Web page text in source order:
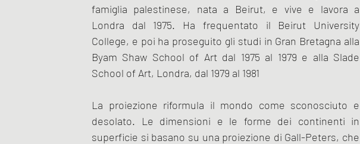
famiglia palestinese, nata a Beirut, e vive e lavora a
Londra dal 1975. Ha frequentato il Beirut University
College, e poi ha proseguito gli studi in Gran Bretagna alla
Byam Shaw School of Art dal 1975 al 1979 e alla Slade
School of Art, Londra, dal 1979 al 1981
La proiezione riformula il mondo come sconosciuto e
desolato. Le dimensioni e le forme dei continenti in
superficie si basano su una proiezione di Gall-Peters, che